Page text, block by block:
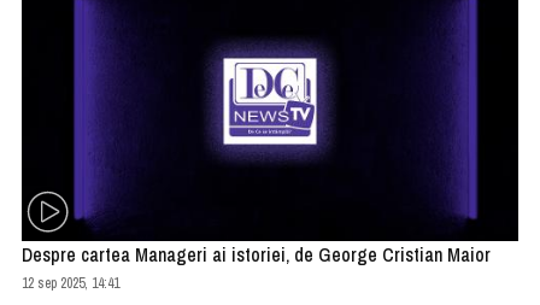
Despre cartea Manageri ai istoriei, de George Cristian Maior
12 sep 2025, 14:41